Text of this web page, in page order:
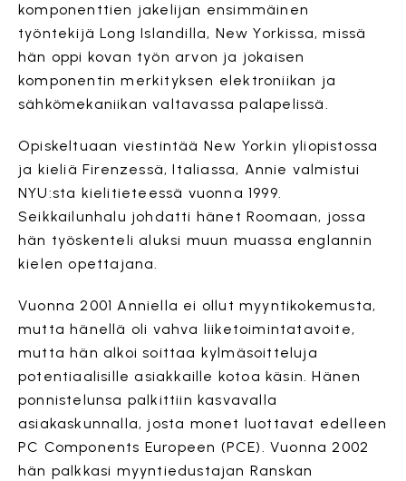
komponenttien jakelijan ensimmäinen
työntekijä Long Islandilla, New Yorkissa, missä
hän oppi kovan työn arvon ja jokaisen
komponentin merkityksen elektroniikan ja
sähkömekaniikan valtavassa palapelissä.
Opiskeltuaan viestintää New Yorkin yliopistossa
ja kieliä Firenzessä, Italiassa, Annie valmistui
NYU:sta kielitieteessä vuonna 1999.
Seikkailunhalu johdatti hänet Roomaan, jossa
hän työskenteli aluksi muun muassa englannin
kielen opettajana.
Vuonna 2001 Anniella ei ollut myyntikokemusta,
mutta hänellä oli vahva liiketoimintatavoite,
mutta hän alkoi soittaa kylmäsoitteluja
potentiaalisille asiakkaille kotoa käsin. Hänen
ponnistelunsa palkittiin kasvavalla
asiakaskunnalla, josta monet luottavat edelleen
PC Components Europeen (PCE). Vuonna 2002
hän palkkasi myyntiedustajan Ranskan